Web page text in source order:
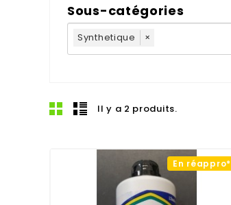
Sous-catégories
Synthetique ×
Il y a 2 produits.
En réappro*